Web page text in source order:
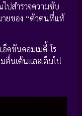
ปสำรวจความซับ
ายของ “ตัวตนที่แท้
คชันคอมเมดี้-โร
ตื่นเต้นและเต็มไป